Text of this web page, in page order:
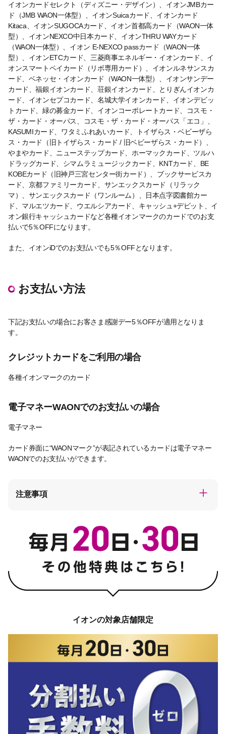
イオンカードセレクト（ディズニー・デザイン）、イオンJMBカー
ド（JMB WAON一体型）、イオンSuicaカード、イオンカード
Kitaca、イオンSUGOCAカード、イオン首都高カード（WAON一体
型）、イオンNEXCO中日本カード、イオンTHRU WAYカード
（WAON一体型）、イオン E-NEXCO passカード（WAON一体
型）、イオンETCカード、三菱商事エネルギー・イオンカード、イ
オンスマートペイカード（リボ専用カード）、イオンルネサンスカ
ード、ベネッセ・イオンカード（WAON一体型）、イオンサンデー
カード、福銀イオンカード、荘銀イオンカード、とりぎんイオンカ
ード、イオンセプコカード、名城大学イオンカード、イオンデビッ
トカード、緑の募金カード、イオンコーポレートカード、コスモ・
ザ・カード・オーパス、コスモ・ザ・カード・オーパス「エコ」、
KASUMIカード、ワタミふれあいカード、トイザらス・ベビーザら
ス・カード（旧トイザらス・カード / 旧ベビーザらス・カード）、
やまやカード、ニューステップカード、ホーマックカード、ツルハ
ドラッグカード、シマムラミュージックカード、KNTカード、BE
KOBEカード（旧神戸三宮センター街カード）、ブックサービスカ
ード、京都ファミリーカード、サンエックスカード（リラック
マ）、サンエックスカード（ワンルーム）、日本点字図書館カー
ド、マルエツカード、ウエルシアカード、キャッシュ+デビット、イ
オン銀行キャッシュカードなど各種イオンマークのカードでのお支
払いで5％OFFになります。
また、イオンiDでのお支払いでも5％OFFとなります。
お支払い方法
下記お支払いの場合にお客さま感謝デー5％OFFが適用となりま
す。
クレジットカードをご利用の場合
各種イオンマークのカード
電子マネーWAONでのお支払いの場合
電子マネー
カード券面に“WAONマーク”が表記されているカードは電子マネー
WAONでのお支払いができます。
注意事項
イオンの対象店舗限定